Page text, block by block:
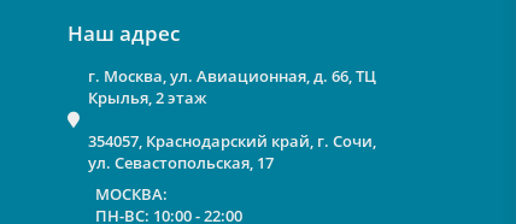
Наш адрес
г. Москва, ул. Авиационная, д. 66, ТЦ
Крылья, 2 этаж
354057, Краснодарский край, г. Сочи,
ул. Севастопольская, 17
МОСКВА:
ПН-ВС: 10:00 - 22:00